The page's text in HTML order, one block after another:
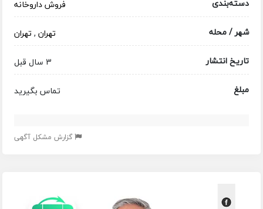
دسته‌بندی
فروش داروخانه
شهر / محله
تهران, تهران
تاریخ انتشار
3 سال قبل
مبلغ
تماس بگیرید
گزارش مشکل آگهی